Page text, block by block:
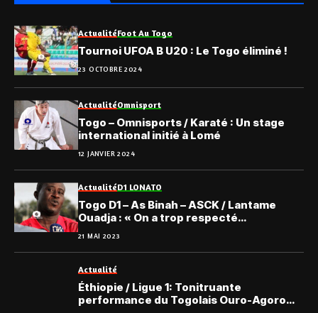
ActualitéFoot Au Togo
Tournoi UFOA B U20 : Le Togo éliminé !
23 OCTOBRE 2024
ActualitéOmnisport
Togo – Omnisports / Karaté : Un stage
international initié à Lomé
12 JANVIER 2024
ActualitéD1 LONATO
Togo D1 – As Binah – ASCK / Lantame
Ouadja : « On a trop respecté
l’adversaire… »
21 MAI 2023
Actualité
Éthiopie / Ligue 1: Tonitruante
performance du Togolais Ouro-Agoro